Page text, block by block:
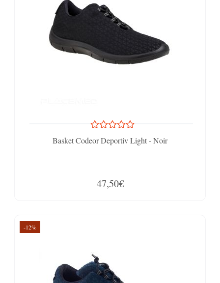
Basket Codeor Deportiv Light - Noir
47,50€
-12%